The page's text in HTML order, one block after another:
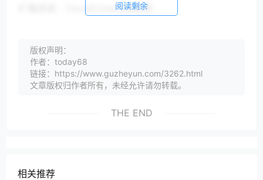
扩展阅读：CloudCone注册教程
阅读剩余
版权声明：
作者：today68
链接：https://www.guzheyun.com/3262.html
文章版权归作者所有，未经允许请勿转载。
THE END
相关推荐